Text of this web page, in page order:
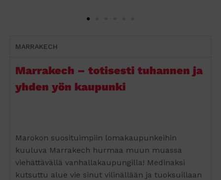
MARRAKECH
Marrakech – totisesti tuhannen ja
yhden yön kaupunki
Marokon suosituimpiin lomakaupunkeihin
kuuluva Marrakech hurmaa muun muassa
viehättävällä vanhallakaupungilla! Medinaksi
kutsuttu alue vie sinut vilinällään ja tuoksuillaan